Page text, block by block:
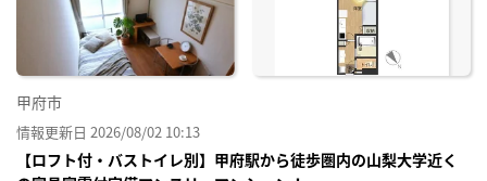
甲府市
情報更新日 2026/08/02 10:13
【ロフト付・バストイレ別】甲府駅から徒歩圏内の山梨大学近く